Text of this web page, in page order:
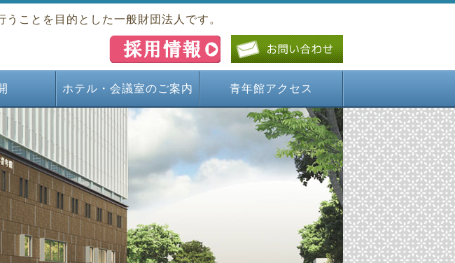
ことを目的とした一般財団法人です。
ホテル・会議室のご案内 青年館アクセス